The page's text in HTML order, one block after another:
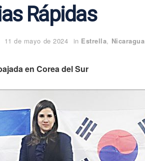
Rápidas
11 de mayo de 2024 in Estrella, Nicaragua
en Corea del Sur